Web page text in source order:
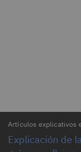
Artículos explicativos
Explicación de